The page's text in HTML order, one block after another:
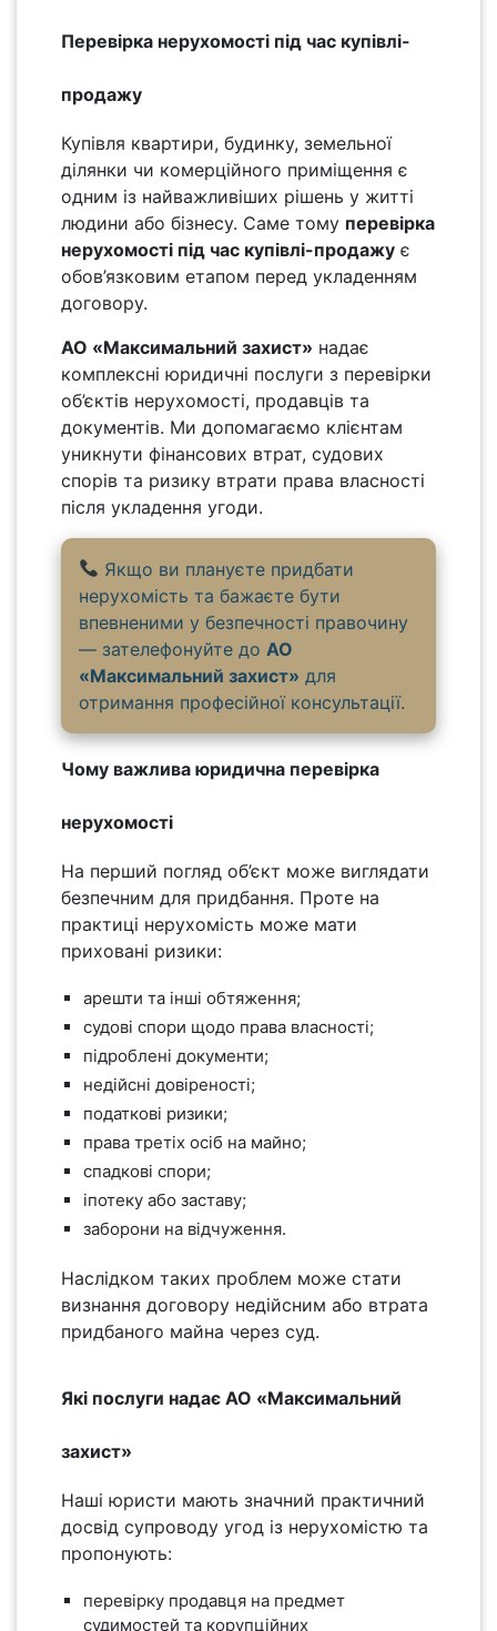
Перевірка нерухомості під час купівлі-
продажу
Купівля квартири, будинку, земельної
ділянки чи комерційного приміщення є
одним із найважливіших рішень у житті
людини або бізнесу. Саме тому перевірка
нерухомості під час купівлі-продажу є
обов’язковим етапом перед укладенням
договору.
АО «Максимальний захист» надає
комплексні юридичні послуги з перевірки
об’єктів нерухомості, продавців та
документів. Ми допомагаємо клієнтам
уникнути фінансових втрат, судових
спорів та ризику втрати права власності
після укладення угоди.
Якщо ви плануєте придбати
нерухомість та бажаєте бути
впевненими у безпечності правочину
— зателефонуйте до АО
«Максимальний захист» для
отримання професійної консультації.
Чому важлива юридична перевірка
нерухомості
На перший погляд об’єкт може виглядати
безпечним для придбання. Проте на
практиці нерухомість може мати
приховані ризики:
арешти та інші обтяження;
судові спори щодо права власності;
підроблені документи;
недійсні довіреності;
податкові ризики;
права третіх осіб на майно;
спадкові спори;
іпотеку або заставу;
заборони на відчуження.
Наслідком таких проблем може стати
визнання договору недійсним або втрата
придбаного майна через суд.
Які послуги надає АО «Максимальний
захист»
Наші юристи мають значний практичний
досвід супроводу угод із нерухомістю та
пропонують:
перевірку продавця на предмет
судимостей та корупційних